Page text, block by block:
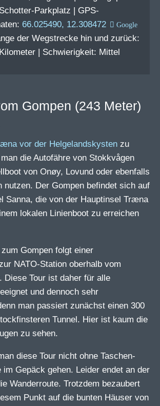
Parkplatz | GPS-
66.025490, 12.308472
der Wegstrecke hin und zurück:
| Schwierigkeit: Mittel
Gompen (243 Meter)
vor der Helgelandskysten zu
die Autofähre von Stokkvågen
von Onøy, Lovund oder ebenfalls
nutzen. Der Gompen befindet sich auf
Sanna, die von der Hauptinsel Træna
lokalen Linienboot zu erreichen
Gompen folgt einer
NATO-Station oberhalb vom
Diese Tour ist daher für alle
und dennoch sehr
man passiert zunächst einen 300
Tunnel. Hier ist kaum die
zu sehen.
diese Tour nicht ohne Taschen-
im Gepäck gehen. Leider endet an der
Wanderroute. Trotzdem bezaubert
Punkt auf die bunten Häuser von